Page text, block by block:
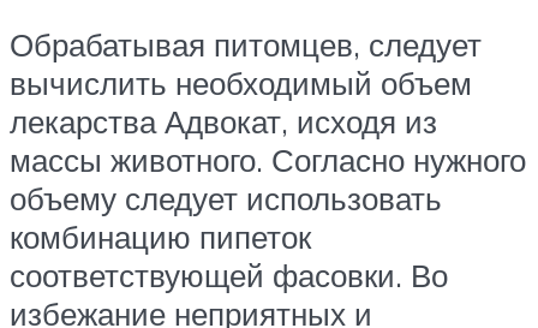
Обрабатывая питомцев, следует
вычислить необходимый объем
лекарства Адвокат, исходя из
массы животного. Согласно нужного
объему следует использовать
комбинацию пипеток
соответствующей фасовки. Во
избежание неприятных и